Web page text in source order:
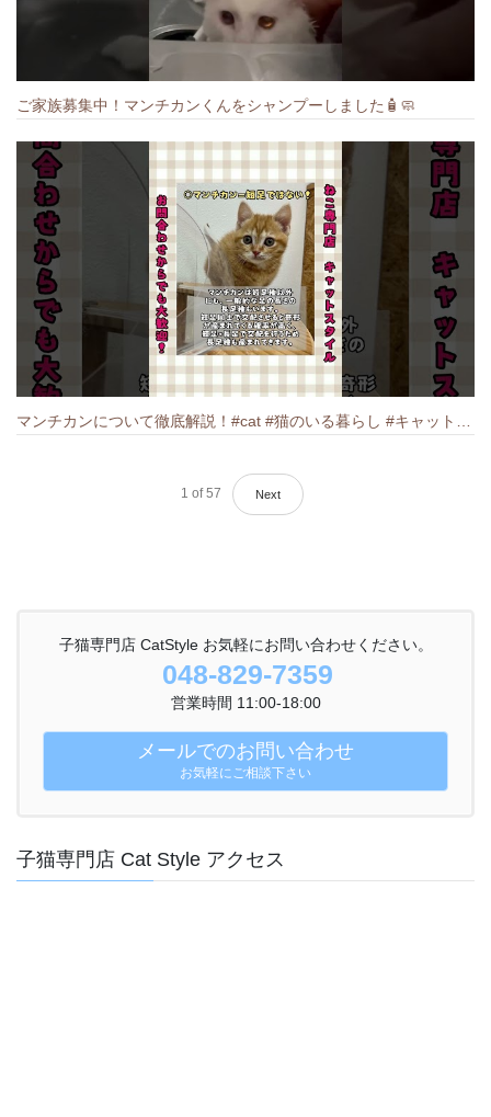
ご家族募集中！マンチカンくんをシャンプーしました🧴🧼
1 of 57 Next
子猫専門店 CatStyle お気軽にお問い合わせください。
048-829-7359
営業時間 11:00-18:00
メールでのお問い合わせ
お気軽にご相談下さい
子猫専門店 Cat Style アクセス